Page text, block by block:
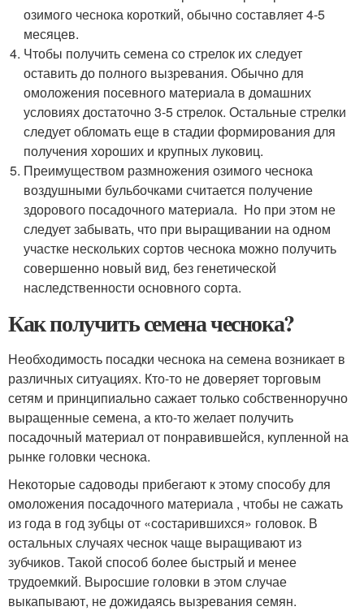
озимого чеснока короткий, обычно составляет 4-5
месяцев.
Чтобы получить семена со стрелок их следует
оставить до полного вызревания. Обычно для
омоложения посевного материала в домашних
условиях достаточно 3-5 стрелок. Остальные стрелки
следует обломать еще в стадии формирования для
получения хороших и крупных луковиц.
Преимуществом размножения озимого чеснока
воздушными бульбочками считается получение
здорового посадочного материала. Но при этом не
следует забывать, что при выращивании на одном
участке нескольких сортов чеснока можно получить
совершенно новый вид, без генетической
наследственности основного сорта.
Как получить семена чеснока?
Необходимость посадки чеснока на семена возникает в
различных ситуациях. Кто-то не доверяет торговым
сетям и принципиально сажает только собственноручно
выращенные семена, а кто-то желает получить
посадочный материал от понравившейся, купленной на
рынке головки чеснока.
Некоторые садоводы прибегают к этому способу для
омоложения посадочного материала , чтобы не сажать
из года в год зубцы от «состарившихся» головок. В
остальных случаях чеснок чаще выращивают из
зубчиков. Такой способ более быстрый и менее
трудоемкий. Выросшие головки в этом случае
выкапывают, не дожидаясь вызревания семян.